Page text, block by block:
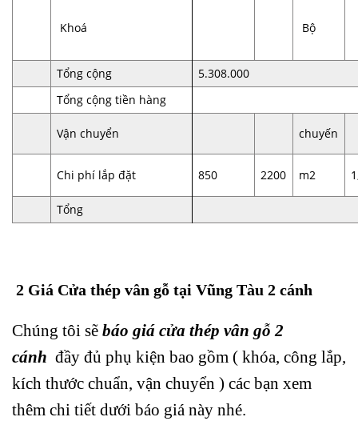
Khoá Bộ
Tổng cộng
5.308.000
Tổng cộng tiền hàng
Vận chuyển chuyến
Chi phí lắp đặt 850 2200 m2
Tổng
2 Giá Cửa thép vân gỗ tại Vũng Tàu 2 cánh
Chúng tôi sẽ báo giá cửa thép vân gỗ 2
cánh đầy đủ phụ kiện bao gồm ( khóa, công lắp,
kích thước chuẩn, vận chuyển ) các bạn xem
thêm chi tiết dưới báo giá này nhé.